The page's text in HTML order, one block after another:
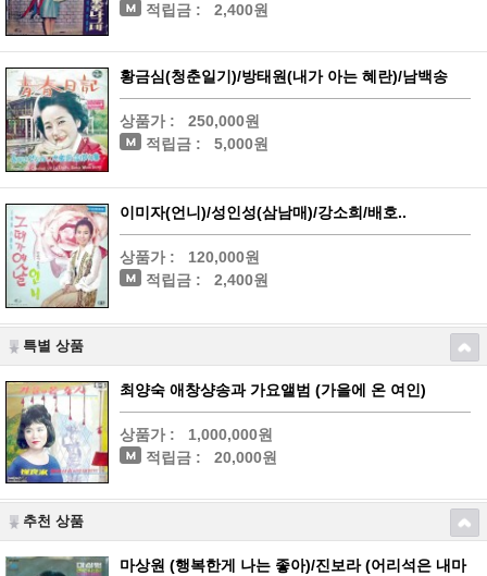
적립금 :
2,400원
황금심(청춘일기)/방태원(내가 아는 혜란)/남백송
상품가 :
250,000원
적립금 :
5,000원
이미자(언니)/성인성(삼남매)/강소희/배호..
상품가 :
120,000원
적립금 :
2,400원
특별 상품
최양숙 애창샹송과 가요앨범 (가을에 온 여인)
상품가 :
1,000,000원
적립금 :
20,000원
추천 상품
마상원 (행복한게 나는 좋아)/진보라 (어리석은 내마